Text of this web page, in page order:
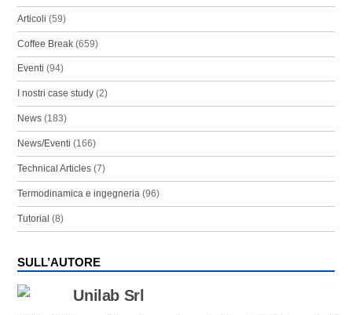
Articoli (59)
Coffee Break (659)
Eventi (94)
I nostri case study (2)
News (183)
News/Eventi (166)
Technical Articles (7)
Termodinamica e ingegneria (96)
Tutorial (8)
SULL’AUTORE
Unilab Srl